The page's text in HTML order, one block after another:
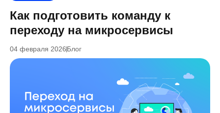
Как подготовить команду к
переходу на микросервисы
04 февраля 2026Блог